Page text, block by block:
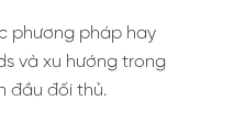
phương pháp hay
và xu hướng trong
đầu đối thủ.